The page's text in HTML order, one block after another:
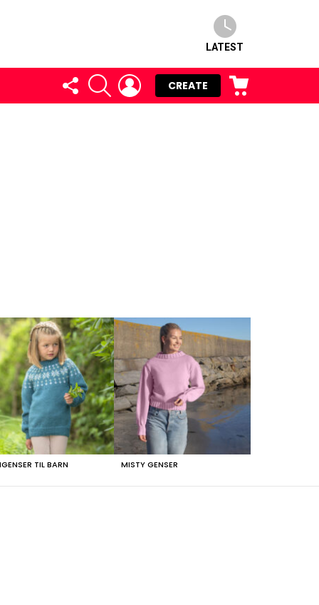
LATEST
FOLLOW
US
SEARCH LOGIN
CREATE
TIL BARN MISTY GENSER